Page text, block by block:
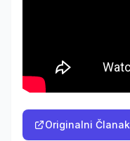
Originalni Članak